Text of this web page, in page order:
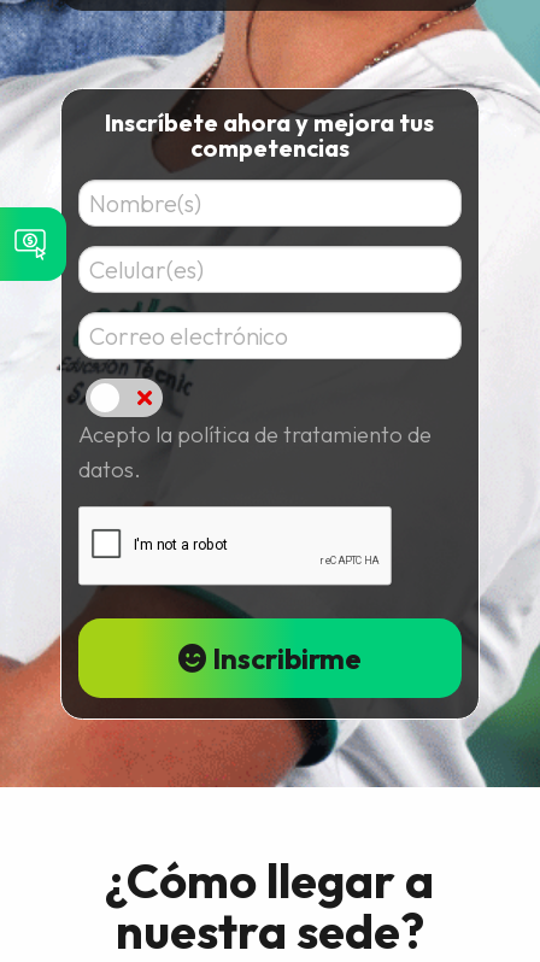
Inscríbete ahora y mejora tus
competencias
Acepto
Acepto la política de tratamiento de
datos.
Inscribirme
¿Cómo llegar a
nuestra sede?